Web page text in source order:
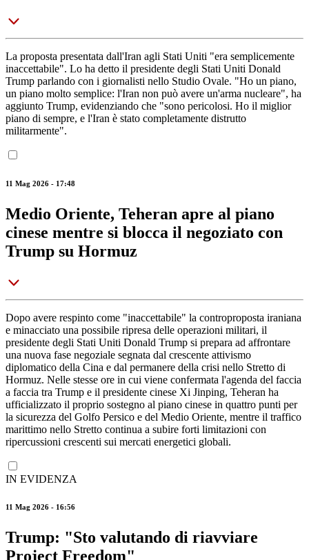
La proposta presentata dall'Iran agli Stati Uniti "era semplicemente
inaccettabile". Lo ha detto il presidente degli Stati Uniti Donald
Trump parlando con i giornalisti nello Studio Ovale. "Ho un piano,
un piano molto semplice: l'Iran non può avere un'arma nucleare", ha
aggiunto Trump, evidenziando che "sono pericolosi. Ho il miglior
piano di sempre, e l'Iran è stato completamente distrutto
militarmente".
11 Mag 2026 - 17:48
Medio Oriente, Teheran apre al piano
cinese mentre si blocca il negoziato con
Trump su Hormuz
Dopo avere respinto come "inaccettabile" la controproposta iraniana
e minacciato una possibile ripresa delle operazioni militari, il
presidente degli Stati Uniti Donald Trump si prepara ad affrontare
una nuova fase negoziale segnata dal crescente attivismo
diplomatico della Cina e dal permanere della crisi nello Stretto di
Hormuz. Nelle stesse ore in cui viene confermata l'agenda del faccia
a faccia tra Trump e il presidente cinese Xi Jinping, Teheran ha
ufficializzato il proprio sostegno al piano cinese in quattro punti per
la sicurezza del Golfo Persico e del Medio Oriente, mentre il traffico
marittimo nello Stretto continua a subire forti limitazioni con
ripercussioni crescenti sui mercati energetici globali.
IN EVIDENZA
11 Mag 2026 - 16:56
Trump: "Sto valutando di riavviare
Project Freedom"